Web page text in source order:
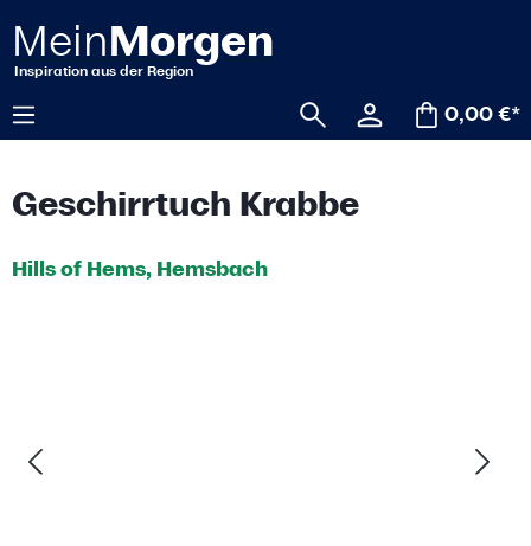
springen
0,00 €*
Geschirrtuch Krabbe
Hills of Hems, Hemsbach